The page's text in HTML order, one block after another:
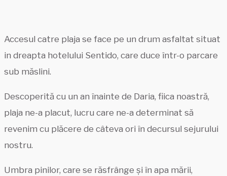
Accesul catre plaja se face pe un drum asfaltat situat
in dreapta hotelului Sentido, care duce într-o parcare
sub măslini.
Descoperită cu un an înainte de Daria, fiica noastră,
plaja ne-a placut, lucru care ne-a determinat să
revenim cu plăcere de câteva ori în decursul sejurului
nostru.
Umbra pinilor, care se răsfrânge și în apa mării,